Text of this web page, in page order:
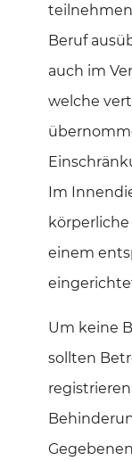
Beruf
auch im
welche
Im
einem
Um keine
sollten